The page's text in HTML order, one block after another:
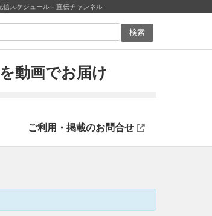
スケジュール－直伝チャンネル
動画でお届け
ご利用・掲載のお問合せ